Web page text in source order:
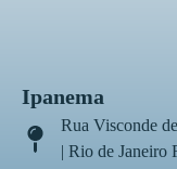
Ipanema
Rua Visconde
| Rio de Janeiro